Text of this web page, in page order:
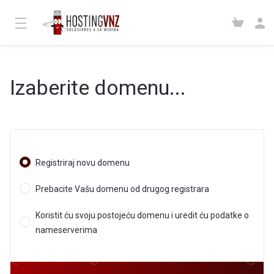
Izaberite domenu...
Registriraj novu domenu
Prebacite Vašu domenu od drugog registrara
Koristit ću svoju postojeću domenu i uredit ću podatke o
nameserverima